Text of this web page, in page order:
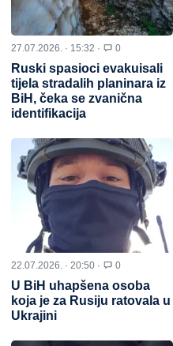
27.07.2026. · 15:32 · 0
Ruski spasioci evakuisali
tijela stradalih planinara iz
BiH, čeka se zvanična
identifikacija
22.07.2026. · 20:50 · 0
U BiH uhapšena osoba
koja je za Rusiju ratovala u
Ukrajini